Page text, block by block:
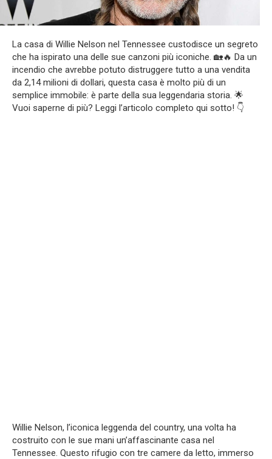
La casa di Willie Nelson nel Tennessee custodisce un segreto
che ha ispirato una delle sue canzoni più iconiche. 🏡🔥 Da un
incendio che avrebbe potuto distruggere tutto a una vendita
da 2,14 milioni di dollari, questa casa è molto più di un
semplice immobile: è parte della sua leggendaria storia. 🌟
Vuoi saperne di più? Leggi l’articolo completo qui sotto! 👇
Willie Nelson, l’iconica leggenda del country, una volta ha
costruito con le sue mani un’affascinante casa nel
Tennessee. Questo rifugio con tre camere da letto, immerso